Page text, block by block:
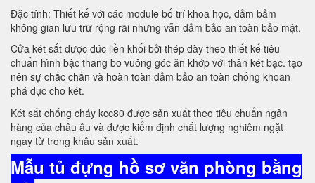
Đặc tính: Thiết kế với các module bố trí khoa học, đảm bảm
không gian lưu trữ rộng rãi nhưng vẫn đảm bảo an toàn bảo mật.
Cửa két sắt được đúc liền khối bởi thép dày theo thiết kế tiêu
chuẩn hình bậc thang bo vuông góc ăn khớp với thân két bạc. tạo
nên sự chắc chắn và hoàn toàn đảm bảo an toàn chống khoan
phá đục cho két.
Két sắt chống cháy kcc80 được sản xuất theo tiêu chuẩn ngân
hàng của châu âu và được kiểm định chất lượng nghiêm ngặt
ngay từ trong khâu sản xuất.
Mẫu tủ đựng hồ sơ văn phòng bằng